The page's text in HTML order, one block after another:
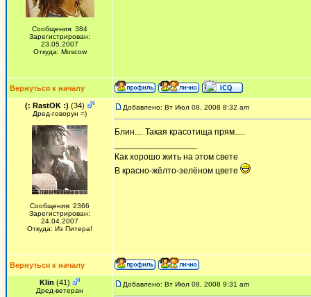
Сообщения: 384
Зарегистрирован:
23.05.2007
Откуда: Moscow
Вернуться к началу
(: RastOK :) (34)
Дред-говорун =)
Сообщения: 2366
Зарегистрирован:
24.04.2007
Откуда: Из Питера!
Добавлено: Вт Июл 08, 2008 8:32 am
Блин.... Такая красотища прям.....
Как хорошо жить на этом свете
В красно-жёлто-зелёном цвете
Вернуться к началу
Klin (41)
Дред-ветеран
Добавлено: Вт Июл 08, 2008 9:31 am